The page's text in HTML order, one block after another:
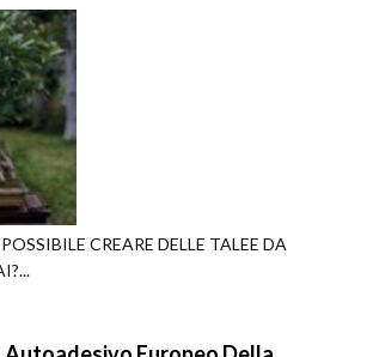
CREARE DELLE TALEE DA